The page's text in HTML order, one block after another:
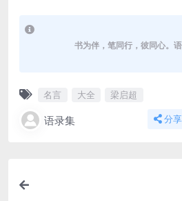
书为伴，笔同行，彼同心。
名言 大全 梁启超
语录集 分享